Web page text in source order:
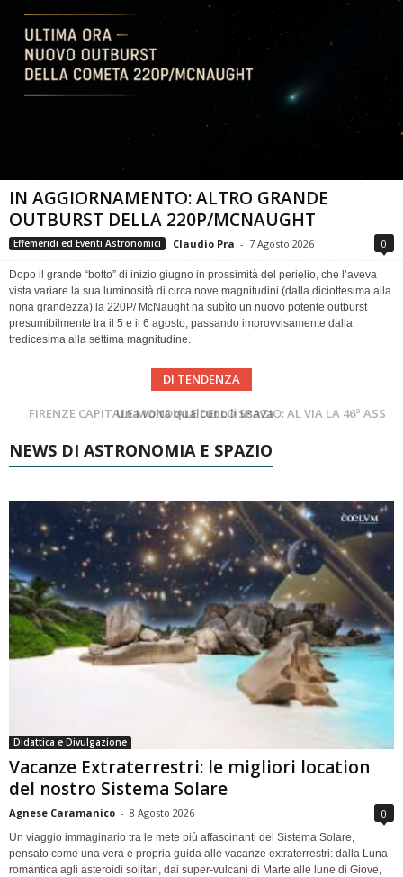
IN AGGIORNAMENTO: ALTRO GRANDE
OUTBURST DELLA 220P/MCNAUGHT
Effemeridi ed Eventi Astronomici Claudio Pra - 7 Agosto 2026 0
Dopo il grande “botto” di inizio giugno in prossimità del perielio, che l’aveva
vista variare la sua luminosità di circa nove magnitudini (dalla diciottesima alla
nona grandezza) la 220P/ McNaught ha subìto un nuovo potente outburst
presumibilmente tra il 5 e il 6 agosto, passando improvvisamente dalla
tredicesima alla settima magnitudine.
DI TENDENZA
FIRENZE CAPITALE MONDIALE DELLO SPAZIO: AL VIA LA 46ª ASSEMBLEA SCIENTIFICA DEL COSPAR
Cielo del Mese di Agosto 2026
NEWS DI ASTRONOMIA E SPAZIO
Didattica e Divulgazione
Vacanze Extraterrestri: le migliori location
del nostro Sistema Solare
Agnese Caramanico - 8 Agosto 2026 0
Un viaggio immaginario tra le mete più affascinanti del Sistema Solare,
pensato come una vera e propria guida alle vacanze extraterrestri: dalla Luna
romantica agli asteroidi solitari, dai super-vulcani di Marte alle lune di Giove,